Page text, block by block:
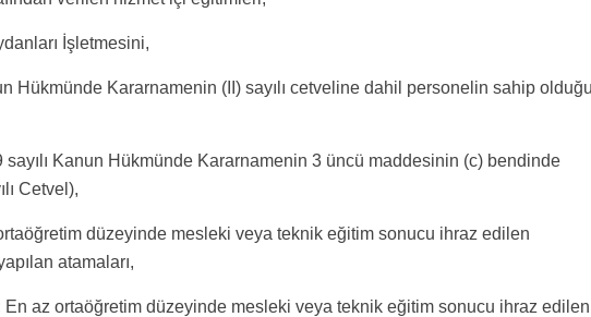
İşletmesini,
Hükmünde Kararnamenin (II) sayılı cetveline dahil personelin sahip
Kanun Hükmünde Kararnamenin 3 üncü maddesinin (c) bendinde
Cetvel),
düzeyinde mesleki veya teknik eğitim sonucu ihraz edilen
atamaları,
En az ortaöğretim düzeyinde mesleki veya teknik eğitim sonucu ihraz edilen